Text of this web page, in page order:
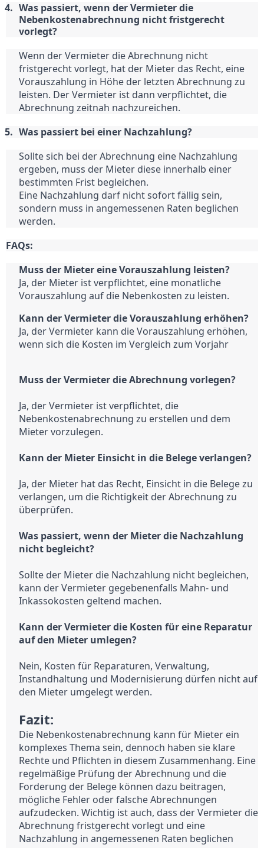
Was passiert, wenn der Vermieter die
Nebenkostenabrechnung nicht fristgerecht
vorlegt?
Wenn der Vermieter die Abrechnung nicht
fristgerecht vorlegt, hat der Mieter das Recht, eine
Vorauszahlung in Höhe der letzten Abrechnung zu
leisten. Der Vermieter ist dann verpflichtet, die
Abrechnung zeitnah nachzureichen.
Was passiert bei einer Nachzahlung?
Sollte sich bei der Abrechnung eine Nachzahlung
ergeben, muss der Mieter diese innerhalb einer
bestimmten Frist begleichen.
Eine Nachzahlung darf nicht sofort fällig sein,
sondern muss in angemessenen Raten beglichen
werden.
FAQs:
Muss der Mieter eine Vorauszahlung leisten?
Ja, der Mieter ist verpflichtet, eine monatliche
Vorauszahlung auf die Nebenkosten zu leisten.
Kann der Vermieter die Vorauszahlung erhöhen?
Ja, der Vermieter kann die Vorauszahlung erhöhen,
wenn sich die Kosten im Vergleich zum Vorjahr
Muss der Vermieter die Abrechnung vorlegen?
Ja, der Vermieter ist verpflichtet, die
Nebenkostenabrechnung zu erstellen und dem
Mieter vorzulegen.
Kann der Mieter Einsicht in die Belege verlangen?
Ja, der Mieter hat das Recht, Einsicht in die Belege zu
verlangen, um die Richtigkeit der Abrechnung zu
überprüfen.
Was passiert, wenn der Mieter die Nachzahlung
nicht begleicht?
Sollte der Mieter die Nachzahlung nicht begleichen,
kann der Vermieter gegebenenfalls Mahn- und
Inkassokosten geltend machen.
Kann der Vermieter die Kosten für eine Reparatur
auf den Mieter umlegen?
Nein, Kosten für Reparaturen, Verwaltung,
Instandhaltung und Modernisierung dürfen nicht auf
den Mieter umgelegt werden.
Fazit:
Die Nebenkostenabrechnung kann für Mieter ein
komplexes Thema sein, dennoch haben sie klare
Rechte und Pflichten in diesem Zusammenhang. Eine
regelmäßige Prüfung der Abrechnung und die
Forderung der Belege können dazu beitragen,
mögliche Fehler oder falsche Abrechnungen
aufzudecken. Wichtig ist auch, dass der Vermieter die
Abrechnung fristgerecht vorlegt und eine
Nachzahlung in angemessenen Raten beglichen